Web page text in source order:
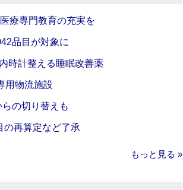
療専門教育の充実を
品目が対象に
時計整える睡眠改善薬
用物流施設
らの切り替えも
の再算定など了承
もっと見る »